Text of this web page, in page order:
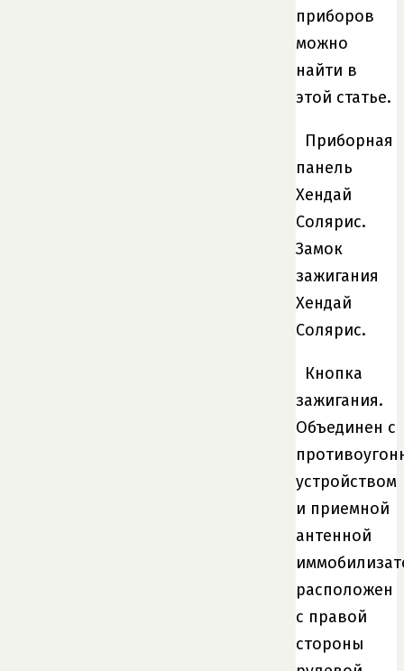
приборов
можно
найти в
этой статье.
Приборная
панель
Хендай
Солярис.
Замок
зажигания
Хендай
Солярис.
Кнопка
зажигания.
Объединен с
устройством
и приемной
антенной
расположен
с правой
стороны